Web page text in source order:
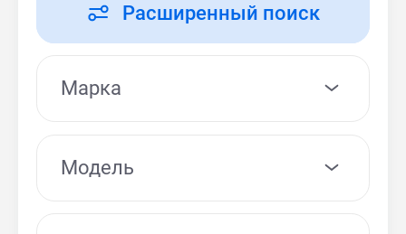
Расширенный поиск
Модель